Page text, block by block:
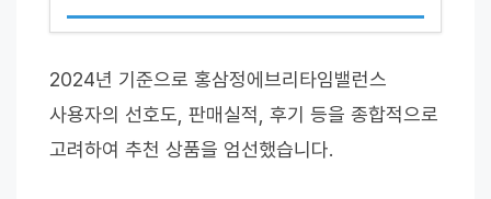
2024년 기준으로 홍삼정에브리타임밸런스
사용자의 선호도, 판매실적, 후기 등을 종합적으로
고려하여 추천 상품을 엄선했습니다.